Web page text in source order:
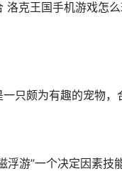
洛克王国手机游戏怎
只颇为有趣的宠物，
浮游”一个决定因素